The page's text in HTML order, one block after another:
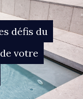
défis du
votre